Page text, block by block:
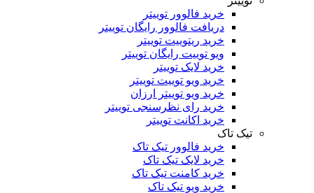
خرید فالوور توییتر
دریافت فالوور رایگان توییتر
خرید ریتوییت توییتر
ویو توییت رایگان توییتر
خرید لایک توییتر
خرید ویو توییت توییتر
خرید ویو توییتر ارزان
خرید رای نظرسنجی توییتر
خرید اکانت توییتر
تیک تاک
خرید فالوور تیک تاک
خرید لایک تیک تاک
خرید کامنت تیک ‌تاک
خرید ویو تیک تاک